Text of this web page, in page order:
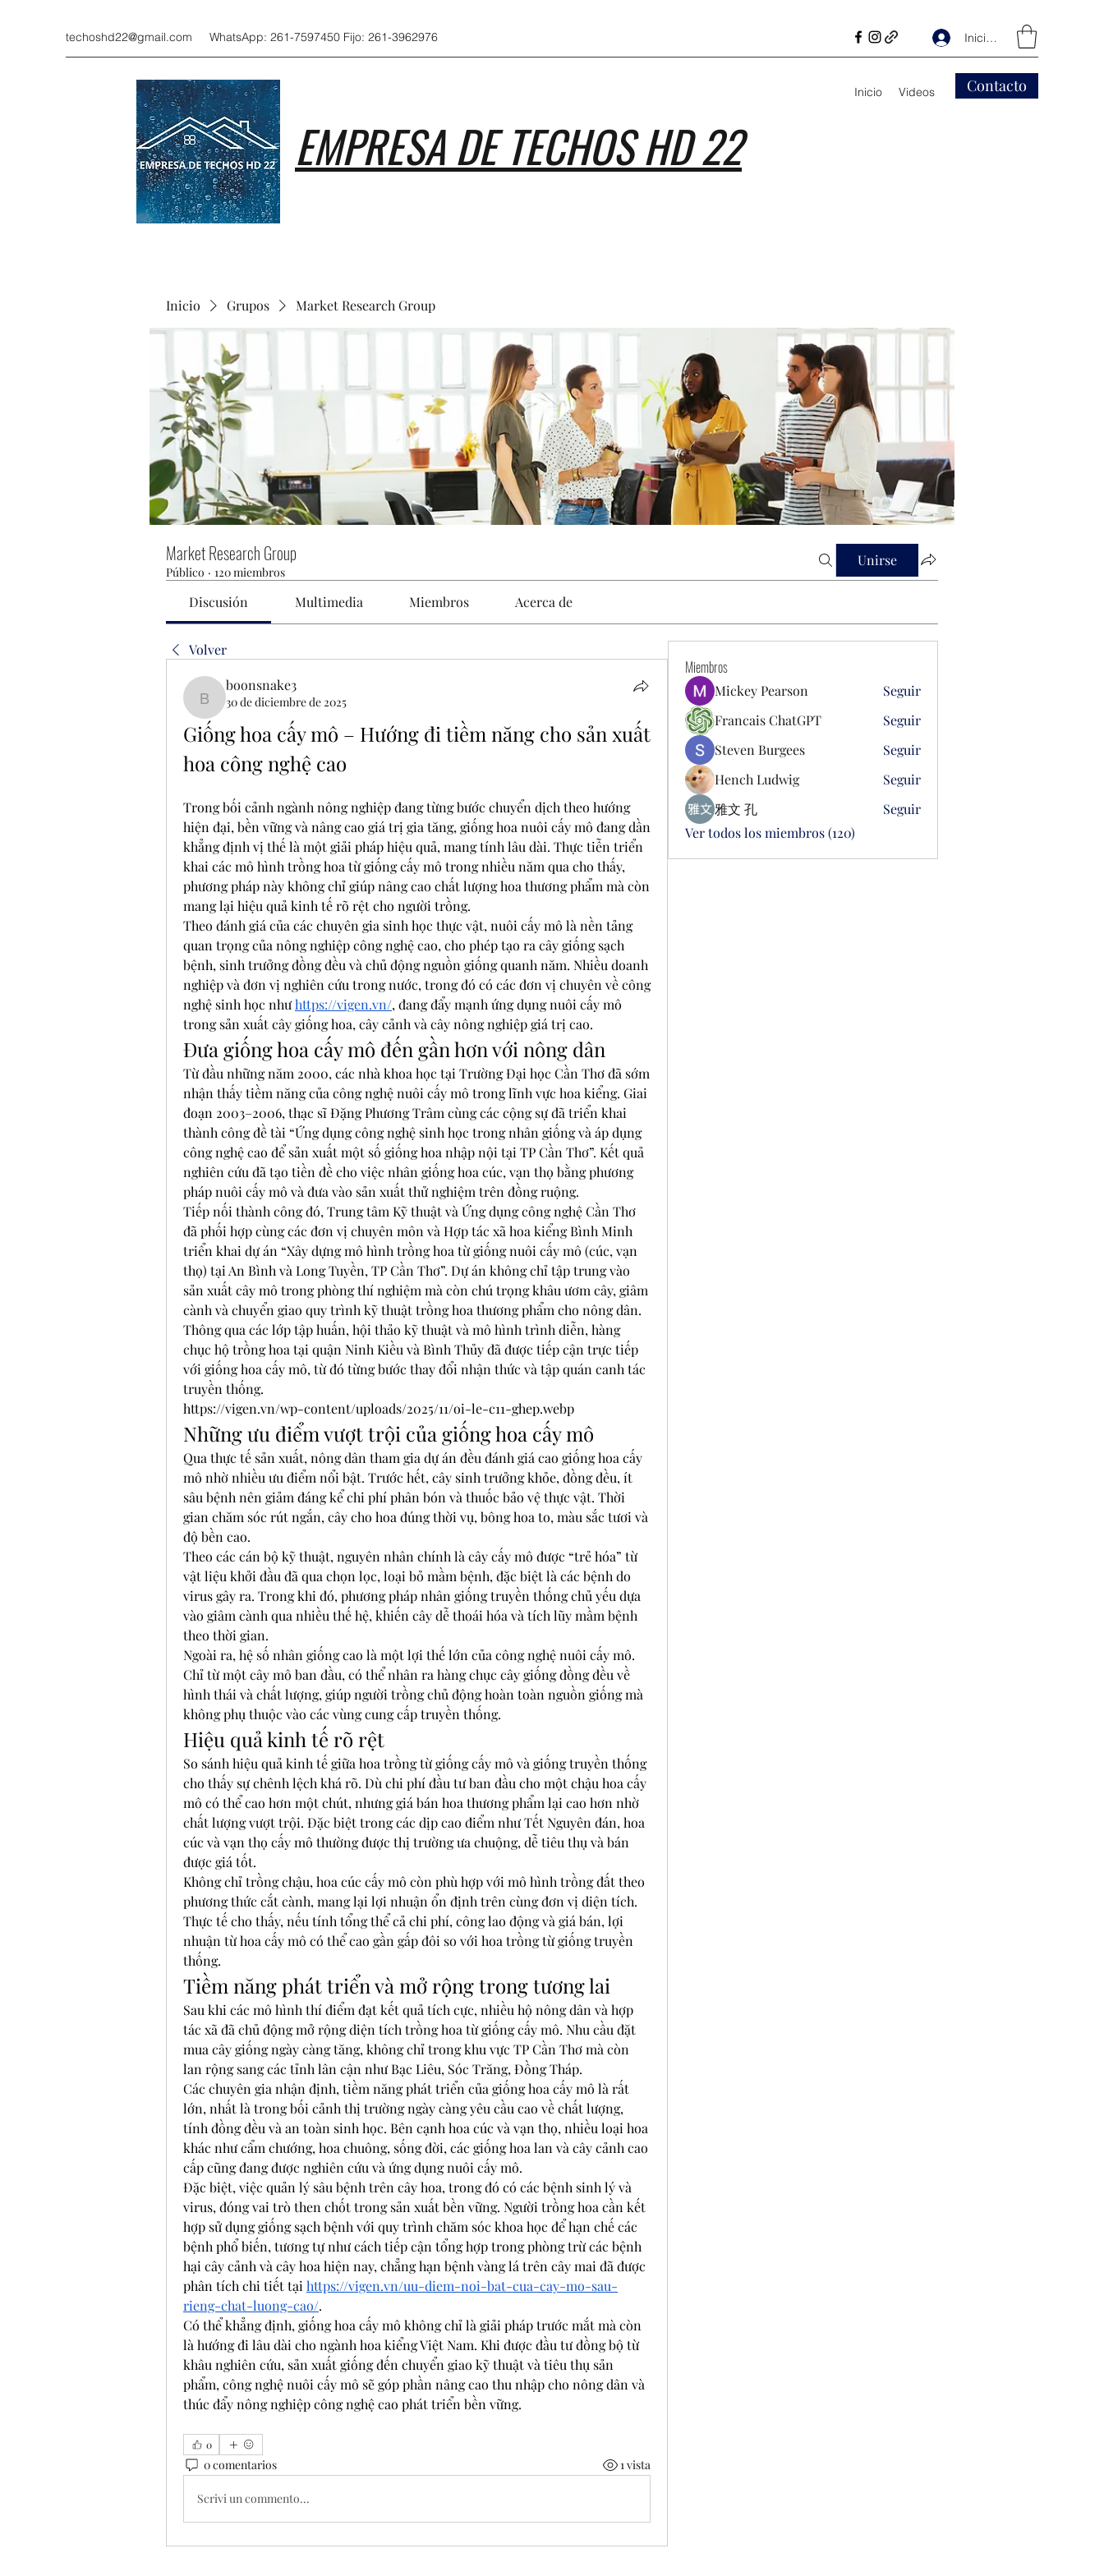
techoshd22@gmail.com WhatsApp: 261-7597450 Fijo: 261-3962976 Iniciar sesión
Inicio Videos Contacto
EMPRESA DE TECHOS HD 22
Inicio Grupos Market Research Group
Market Research Group
Público · 120 miembros
Unirse
Discusión Multimedia Miembros Acerca de
Volver
boonsnake3
boonsnake3
30 de diciembre de 2025
Giống hoa cấy mô – Hướng đi tiềm năng cho sản xuất
hoa công nghệ cao
Trong bối cảnh ngành nông nghiệp đang từng bước chuyển dịch theo hướng
hiện đại, bền vững và nâng cao giá trị gia tăng, giống hoa nuôi cấy mô đang dần
khẳng định vị thế là một giải pháp hiệu quả, mang tính lâu dài. Thực tiễn triển
khai các mô hình trồng hoa từ giống cấy mô trong nhiều năm qua cho thấy,
phương pháp này không chỉ giúp nâng cao chất lượng hoa thương phẩm mà còn
mang lại hiệu quả kinh tế rõ rệt cho người trồng.
Theo đánh giá của các chuyên gia sinh học thực vật, nuôi cấy mô là nền tảng
quan trọng của nông nghiệp công nghệ cao, cho phép tạo ra cây giống sạch
bệnh, sinh trưởng đồng đều và chủ động nguồn giống quanh năm. Nhiều doanh
nghiệp và đơn vị nghiên cứu trong nước, trong đó có các đơn vị chuyên về công
nghệ sinh học như https://vigen.vn/, đang đẩy mạnh ứng dụng nuôi cấy mô
trong sản xuất cây giống hoa, cây cảnh và cây nông nghiệp giá trị cao.
Đưa giống hoa cấy mô đến gần hơn với nông dân
Từ đầu những năm 2000, các nhà khoa học tại Trường Đại học Cần Thơ đã sớm
nhận thấy tiềm năng của công nghệ nuôi cấy mô trong lĩnh vực hoa kiểng. Giai
đoạn 2003–2006, thạc sĩ Đặng Phương Trâm cùng các cộng sự đã triển khai
thành công đề tài “Ứng dụng công nghệ sinh học trong nhân giống và áp dụng
công nghệ cao để sản xuất một số giống hoa nhập nội tại TP Cần Thơ”. Kết quả
nghiên cứu đã tạo tiền đề cho việc nhân giống hoa cúc, vạn thọ bằng phương
pháp nuôi cấy mô và đưa vào sản xuất thử nghiệm trên đồng ruộng.
Tiếp nối thành công đó, Trung tâm Kỹ thuật và Ứng dụng công nghệ Cần Thơ
đã phối hợp cùng các đơn vị chuyên môn và Hợp tác xã hoa kiểng Bình Minh
triển khai dự án “Xây dựng mô hình trồng hoa từ giống nuôi cấy mô (cúc, vạn
thọ) tại An Bình và Long Tuyền, TP Cần Thơ”. Dự án không chỉ tập trung vào
sản xuất cây mô trong phòng thí nghiệm mà còn chú trọng khâu ươm cây, giâm
cành và chuyển giao quy trình kỹ thuật trồng hoa thương phẩm cho nông dân.
Thông qua các lớp tập huấn, hội thảo kỹ thuật và mô hình trình diễn, hàng
chục hộ trồng hoa tại quận Ninh Kiều và Bình Thủy đã được tiếp cận trực tiếp
với giống hoa cấy mô, từ đó từng bước thay đổi nhận thức và tập quán canh tác
truyền thống.
https://vigen.vn/wp-content/uploads/2025/11/oi-le-c11-ghep.webp
Những ưu điểm vượt trội của giống hoa cấy mô
Qua thực tế sản xuất, nông dân tham gia dự án đều đánh giá cao giống hoa cấy
mô nhờ nhiều ưu điểm nổi bật. Trước hết, cây sinh trưởng khỏe, đồng đều, ít
sâu bệnh nên giảm đáng kể chi phí phân bón và thuốc bảo vệ thực vật. Thời
gian chăm sóc rút ngắn, cây cho hoa đúng thời vụ, bông hoa to, màu sắc tươi và
độ bền cao.
Theo các cán bộ kỹ thuật, nguyên nhân chính là cây cấy mô được “trẻ hóa” từ
vật liệu khởi đầu đã qua chọn lọc, loại bỏ mầm bệnh, đặc biệt là các bệnh do
virus gây ra. Trong khi đó, phương pháp nhân giống truyền thống chủ yếu dựa
vào giâm cành qua nhiều thế hệ, khiến cây dễ thoái hóa và tích lũy mầm bệnh
theo thời gian.
Ngoài ra, hệ số nhân giống cao là một lợi thế lớn của công nghệ nuôi cấy mô.
Chỉ từ một cây mô ban đầu, có thể nhân ra hàng chục cây giống đồng đều về
hình thái và chất lượng, giúp người trồng chủ động hoàn toàn nguồn giống mà
không phụ thuộc vào các vùng cung cấp truyền thống.
Hiệu quả kinh tế rõ rệt
So sánh hiệu quả kinh tế giữa hoa trồng từ giống cấy mô và giống truyền thống
cho thấy sự chênh lệch khá rõ. Dù chi phí đầu tư ban đầu cho một chậu hoa cấy
mô có thể cao hơn một chút, nhưng giá bán hoa thương phẩm lại cao hơn nhờ
chất lượng vượt trội. Đặc biệt trong các dịp cao điểm như Tết Nguyên đán, hoa
cúc và vạn thọ cấy mô thường được thị trường ưa chuộng, dễ tiêu thụ và bán
được giá tốt.
Không chỉ trồng chậu, hoa cúc cấy mô còn phù hợp với mô hình trồng đất theo
phương thức cắt cành, mang lại lợi nhuận ổn định trên cùng đơn vị diện tích.
Thực tế cho thấy, nếu tính tổng thể cả chi phí, công lao động và giá bán, lợi
nhuận từ hoa cấy mô có thể cao gần gấp đôi so với hoa trồng từ giống truyền
thống.
Tiềm năng phát triển và mở rộng trong tương lai
Sau khi các mô hình thí điểm đạt kết quả tích cực, nhiều hộ nông dân và hợp
tác xã đã chủ động mở rộng diện tích trồng hoa từ giống cấy mô. Nhu cầu đặt
mua cây giống ngày càng tăng, không chỉ trong khu vực TP Cần Thơ mà còn
lan rộng sang các tỉnh lân cận như Bạc Liêu, Sóc Trăng, Đồng Tháp.
Các chuyên gia nhận định, tiềm năng phát triển của giống hoa cấy mô là rất
lớn, nhất là trong bối cảnh thị trường ngày càng yêu cầu cao về chất lượng,
tính đồng đều và an toàn sinh học. Bên cạnh hoa cúc và vạn thọ, nhiều loại hoa
khác như cẩm chướng, hoa chuông, sống đời, các giống hoa lan và cây cảnh cao
cấp cũng đang được nghiên cứu và ứng dụng nuôi cấy mô.
Đặc biệt, việc quản lý sâu bệnh trên cây hoa, trong đó có các bệnh sinh lý và
virus, đóng vai trò then chốt trong sản xuất bền vững. Người trồng hoa cần kết
hợp sử dụng giống sạch bệnh với quy trình chăm sóc khoa học để hạn chế các
bệnh phổ biến, tương tự như cách tiếp cận tổng hợp trong phòng trừ các bệnh
hại cây cảnh và cây hoa hiện nay, chẳng hạn bệnh vàng lá trên cây mai đã được
phân tích chi tiết tại https://vigen.vn/uu-diem-noi-bat-cua-cay-mo-sau-
rieng-chat-luong-cao/.
Có thể khẳng định, giống hoa cấy mô không chỉ là giải pháp trước mắt mà còn
là hướng đi lâu dài cho ngành hoa kiểng Việt Nam. Khi được đầu tư đồng bộ từ
khâu nghiên cứu, sản xuất giống đến chuyển giao kỹ thuật và tiêu thụ sản
phẩm, công nghệ nuôi cấy mô sẽ góp phần nâng cao thu nhập cho nông dân và
thúc đẩy nông nghiệp công nghệ cao phát triển bền vững.
0
0 comentarios 1 vista
Scrivi un commento...
Miembros
Mickey Pearson
Seguir
Francais ChatGPT
Seguir
Steven Burgees
Seguir
Hench Ludwig
Seguir
雅文 孔
Seguir
Ver todos los miembros (120)